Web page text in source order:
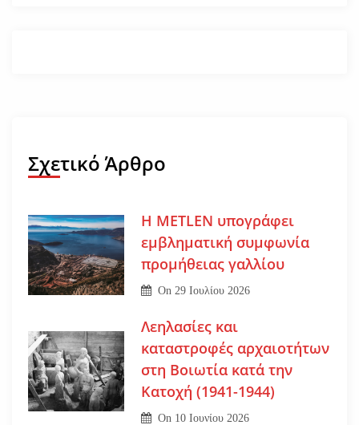
Σχετικό Άρθρο
Η METLEN υπογράφει
εμβληματική συμφωνία
προμήθειας γαλλίου
On 29 Ιουλίου 2026
Λεηλασίες και
καταστροφές αρχαιοτήτων
στη Βοιωτία κατά την
Κατοχή (1941-1944)
On 10 Ιουνίου 2026